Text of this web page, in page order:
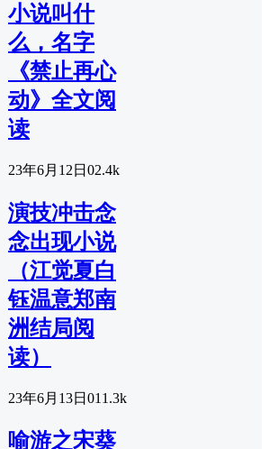
小说叫什
么，名字
《禁止再心
动》全文阅
读
23年6月12日 02.4k
演技冲击念
念出现小说
（江觉夏白
钰温意郑南
洲结局阅
读）
23年6月13日 011.3k
喻游之宋葵